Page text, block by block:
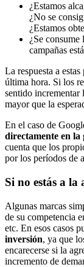
¿Estamos
¿No se
¿Estamos
¿Se
campañas
La respuesta a
última hora. Si los
sentido incrementar
mayor que la
En el caso de
directamente en la
cuenta que los
por los períodos de
Si no estás a la
Algunas marcas
de su competencia
etc. En esos casos
inversión, ya que
encarecerse si la
incremento de